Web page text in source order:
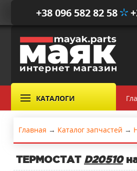
+38 096 582 82 58
КАТАЛОГИ
Главная → Каталог запчастей →
ТЕРМОСТАТ D20510